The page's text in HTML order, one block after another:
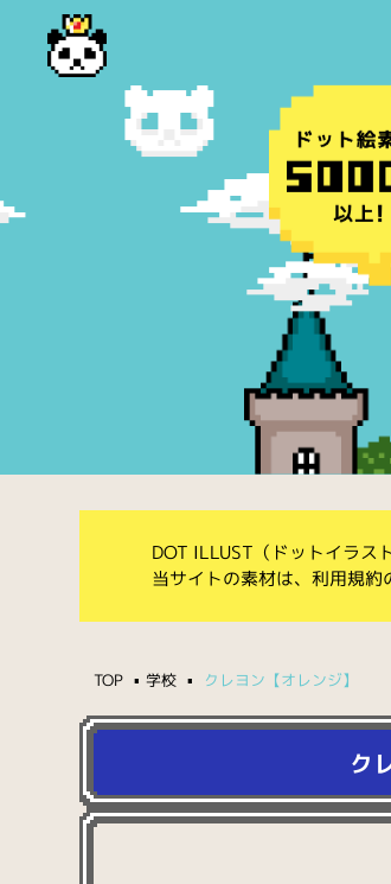
DOT ILLUST（ドットイラス
当サイトの素材は、利用規
TOP 学校 クレヨン【オレンジ】
ク